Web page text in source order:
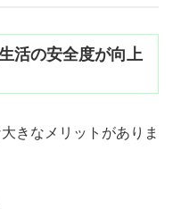
活の安全度が向上
きなメリットがありま